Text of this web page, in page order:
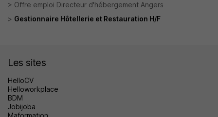
Offre emploi Directeur d'hébergement Angers
Gestionnaire Hôtellerie et Restauration H/F
Les sites
HelloCV
Helloworkplace
BDM
Jobijoba
Maformation